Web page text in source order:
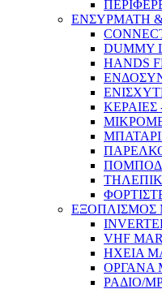
ΕΝΣΥΡΜΑΤΗ
DUMMY
HANDS
ΕΞΟΠΛΙΣΜΟΣ
VHF
ΗΧΕΙΑ
ΟΡΓΑΝΑ
ΡΑΔΙΟ/